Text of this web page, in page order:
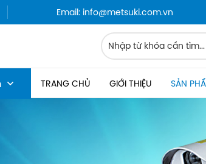
Email: info@metsuki.com.vn
TRANG CHỦ GIỚI THIỆU SẢN